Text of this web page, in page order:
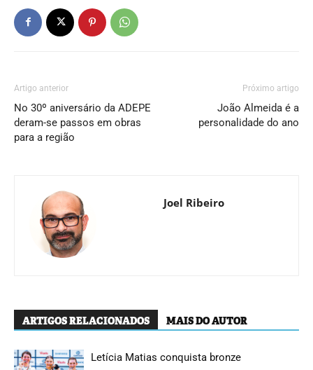
Artigo anterior
No 30º aniversário da ADEPE
deram-se passos em obras
para a região
Próximo artigo
João Almeida é a
personalidade do ano
Joel Ribeiro
ARTIGOS RELACIONADOS MAIS DO AUTOR
Letícia Matias conquista bronze